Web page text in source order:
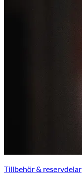
Tillbehör & reservdelar